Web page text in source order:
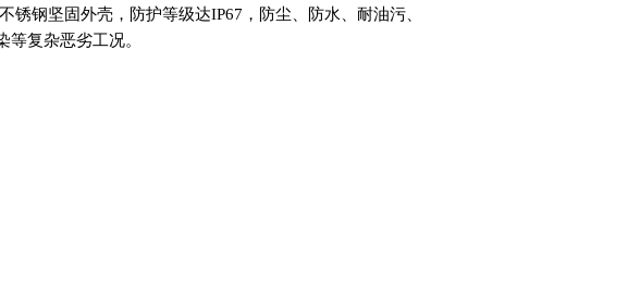
锈钢坚固外壳，防护等级达IP67，防尘、防水、耐油污、
复杂恶劣工况。